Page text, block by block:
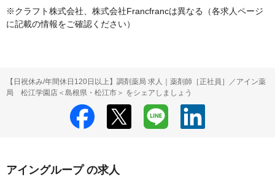
※クラフト株式会社、株式会社Francfrancは異なる（各求人ページ
に記載の情報をご確認ください）
【日祝休み/年間休日120日以上】調剤薬局 求人｜薬剤師［正社員］／アイン薬
局 松江学園店＜島根県・松江市＞ をシェアしましょう
アイングループ の求人